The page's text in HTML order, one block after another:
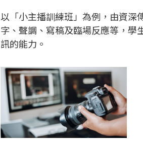
以「小主播訓練班」為例，由資深
字、聲調、寫稿及臨場反應等，學
訊的能力。